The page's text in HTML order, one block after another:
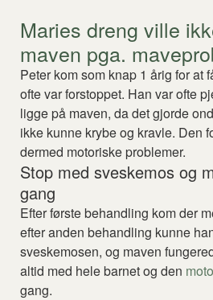
Maries dreng ville
maven pga.
Peter kom som knap 1 årig for at
ofte var forstoppet. Han var ofte
ligge på maven, da det gjorde
ikke kunne krybe og kravle. Den
dermed motoriske problemer.
Stop med sveskemos og
gang
Efter første behandling kom der
efter anden behandling kunne
sveskemosen, og maven
altid med hele barnet og den
gang.